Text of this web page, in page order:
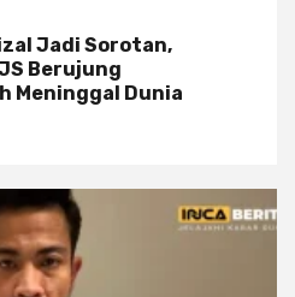
Jadi Sorotan,
Berujung
Meninggal Dunia